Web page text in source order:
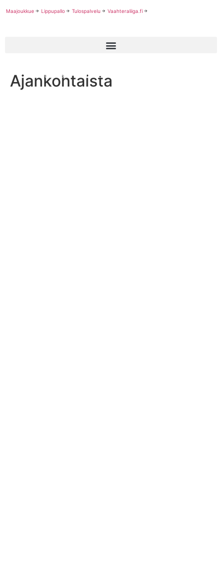
Maajoukkue Lippupallo Tulospalvelu Vaahteraliiga.fi
Ajankohtaista
Ruotsi kaatoi nuoret leijonat PM-avauksessa